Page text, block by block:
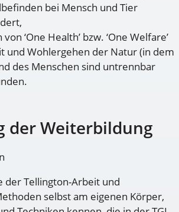
bei Mensch und Tier
‘One Health’ bzw. ‘One Welfare’
und Wohlergehen der Natur (in dem
des Menschen sind untrennbar
der Weiterbildung
der Tellington-Arbeit und
selbst am eigenen Körper,